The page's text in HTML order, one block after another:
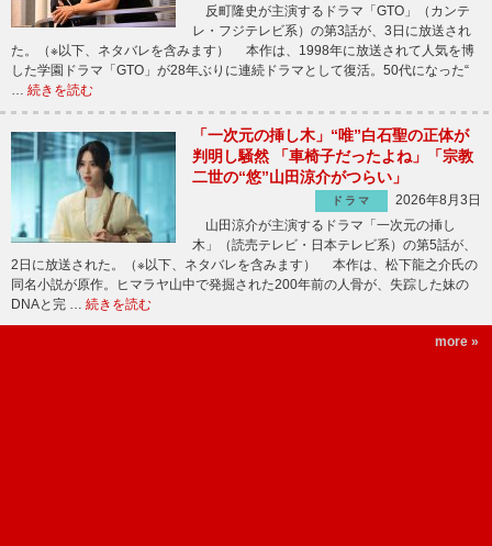
反町隆史が主演するドラマ「GTO」（カンテ
レ・フジテレビ系）の第3話が、3日に放送され
た。（※以下、ネタバレを含みます） 本作は、1998年に放送されて人気を博
した学園ドラマ「GTO」が28年ぶりに連続ドラマとして復活。50代になった“
… 続きを読む
「一次元の挿し木」“唯”白石聖の正体が
判明し騒然 「車椅子だったよね」「宗教
二世の“悠”山田涼介がつらい」
ドラマ
2026年8月3日
山田涼介が主演するドラマ「一次元の挿し
木」（読売テレビ・日本テレビ系）の第5話が、
2日に放送された。（※以下、ネタバレを含みます） 本作は、松下龍之介氏の
同名小説が原作。ヒマラヤ山中で発掘された200年前の人骨が、失踪した妹の
DNAと完 … 続きを読む
more »